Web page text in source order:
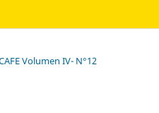
Volumen IV- N°12